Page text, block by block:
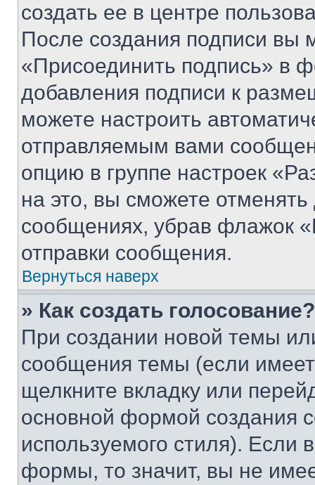
создать ее в центре
После создания подписи вы
«Присоединить подпись» в
добавления подписи к
можете настроить
отправляемым вами
опцию в группе настроек
на это, вы сможете
сообщениях, убрав флажок
отправки сообщения.
Вернуться наверх
» Как создать голосование?
При создании новой темы
сообщения темы (если
щелкните вкладку или
основной формой создания
используемого стиля). Если
формы, то значит, вы не